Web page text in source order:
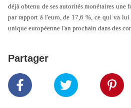
déjà obtenu de ses autorités monétaires une
par rapport à l'euro, de 17,6 %, ce qui va
unique européenne l'an prochain dans des
Partager